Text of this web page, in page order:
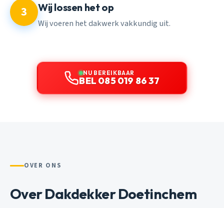
3 Wij lossen het op
Wij voeren het dakwerk vakkundig uit.
NU BEREIKBAAR
BEL 085 019 86 37
OVER ONS
Over Dakdekker Doetinchem